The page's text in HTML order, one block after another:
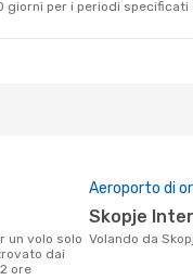
per i periodi
dai
ore
Aeroporto di
Skopje
Volando da